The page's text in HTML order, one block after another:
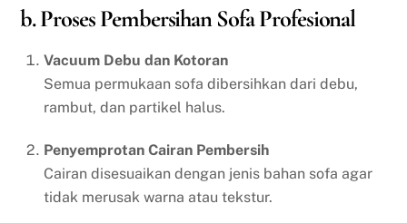
b. Proses Pembersihan Sofa Profesional
Vacuum Debu dan Kotoran
Semua permukaan sofa dibersihkan dari debu,
rambut, dan partikel halus.
Penyemprotan Cairan Pembersih
Cairan disesuaikan dengan jenis bahan sofa agar
tidak merusak warna atau tekstur.